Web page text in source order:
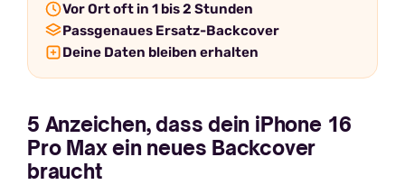
Vor Ort oft in 1 bis 2 Stunden
Passgenaues Ersatz-Backcover
Deine Daten bleiben erhalten
5 Anzeichen, dass dein iPhone 16
Pro Max ein neues Backcover
braucht